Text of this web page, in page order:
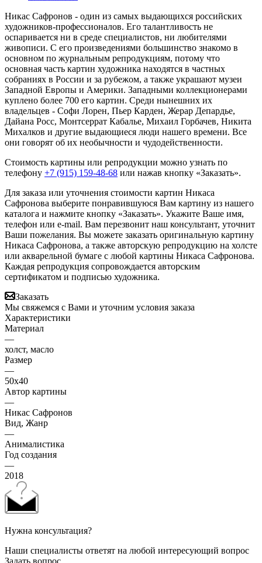
Никас Сафронов - один из самых выдающихся российских
художников-профессионалов. Его талантливость не
оспаривается ни в среде специалистов, ни любителями
живописи. С его произведениями большинство знакомо в
основном по журнальным репродукциям, потому что
основная часть картин художника находятся в частных
собраниях в России и за рубежом, а также украшают музеи
Западной Европы и Америки. Западными коллекционерами
куплено более 700 его картин. Среди нынешних их
владельцев - Софи Лорен, Пьер Карден, Жерар Депардье,
Дайана Росс, Монтсеррат Кабалье, Михаил Горбачев, Никита
Михалков и другие выдающиеся люди нашего времени. Все
они говорят об их необычности и чудодейственности.
Стоимость картины или репродукции можно узнать по
телефону +7 (915) 159-48-68 или нажав кнопку «Заказать».
Для заказа или уточнения стоимости картин Никаса
Сафронова выберите понравившуюся Вам картину из нашего
каталога и нажмите кнопку «Заказать». Укажите Ваше имя,
телефон или e-mail. Вам перезвонит наш консультант, уточнит
Ваши пожелания. Вы можете заказать оригинальную картину
Никаса Сафронова, а также авторскую репродукцию на холсте
или акварельной бумаге с любой картины Никаса Сафронова.
Каждая репродукция сопровождается авторским
сертификатом и подписью художника.
Заказать
Мы свяжемся с Вами и уточним условия заказа
Характеристики
Материал
—
холст, масло
Размер
—
50х40
Автор картины
—
Никас Сафронов
Вид, Жанр
—
Анималистика
Год создания
—
2018
Нужна консультация?
Наши специалисты ответят на любой интересующий вопрос
Задать вопрос